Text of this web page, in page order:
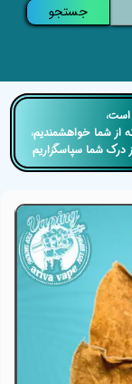
جستجو
از شما خواهشمندیم،
درک شما سپاسگزاریم